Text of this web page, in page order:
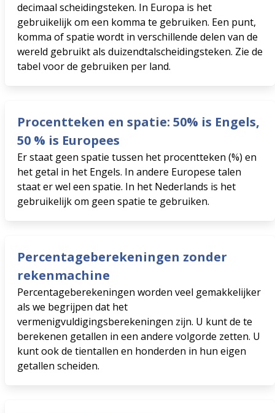
decimaal scheidingsteken. In Europa is het
gebruikelijk om een ​​komma te gebruiken. Een punt,
komma of spatie wordt in verschillende delen van de
wereld gebruikt als duizendtalscheidingsteken. Zie de
tabel voor de gebruiken per land.
Procentteken en spatie: 50% is Engels,
50 % is Europees
Er staat geen spatie tussen het procentteken (%) en
het getal in het Engels. In andere Europese talen
staat er wel een spatie. In het Nederlands is het
gebruikelijk om geen spatie te gebruiken.
Percentageberekeningen zonder
rekenmachine
Percentageberekeningen worden veel gemakkelijker
als we begrijpen dat het
vermenigvuldigingsberekeningen zijn. U kunt de te
berekenen getallen in een andere volgorde zetten. U
kunt ook de tientallen en honderden in hun eigen
getallen scheiden.